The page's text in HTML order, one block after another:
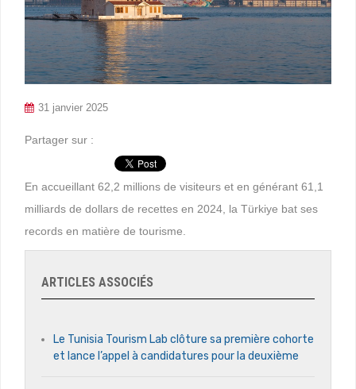
31 janvier 2025
Partager sur :
En accueillant 62,2 millions de visiteurs et en générant 61,1
milliards de dollars de recettes en 2024, la Türkiye bat ses
records en matière de tourisme.
ARTICLES ASSOCIÉS
Le Tunisia Tourism Lab clôture sa première cohorte
et lance l’appel à candidatures pour la deuxième